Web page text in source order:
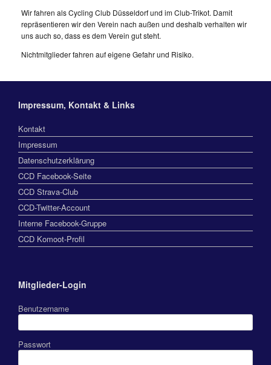
Wir fahren als Cycling Club Düsseldorf und im Club-Trikot. Damit
repräsentieren wir den Verein nach außen und deshalb verhalten wir
uns auch so, dass es dem Verein gut steht.
Nichtmitglieder fahren auf eigene Gefahr und Risiko.
Impressum, Kontakt & Links
Kontakt
Impressum
Datenschutzerklärung
CCD Facebook-Seite
CCD Strava-Club
CCD-Twitter-Account
Interne Facebook-Gruppe
CCD Komoot-Profil
Mitglieder-Login
Benutzername
Passwort